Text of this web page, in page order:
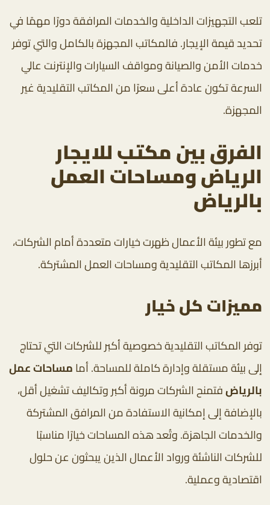
تلعب التجهيزات الداخلية والخدمات المرافقة دورًا مهمًا في
تحديد قيمة الإيجار. فالمكاتب المجهزة بالكامل والتي توفر
خدمات الأمن والصيانة ومواقف السيارات والإنترنت عالي
السرعة تكون عادة أعلى سعرًا من المكاتب التقليدية غير
المجهزة.
الفرق بين مكتب للايجار
الرياض ومساحات العمل
بالرياض
مع تطور بيئة الأعمال ظهرت خيارات متعددة أمام الشركات،
أبرزها المكاتب التقليدية ومساحات العمل المشتركة.
مميزات كل خيار
توفر المكاتب التقليدية خصوصية أكبر للشركات التي تحتاج
إلى بيئة مستقلة وإدارة كاملة للمساحة. أمامساحات عمل
بالرياضفتمنح الشركات مرونة أكبر وتكاليف تشغيل أقل،
بالإضافة إلى إمكانية الاستفادة من المرافق المشتركة
والخدمات الجاهزة. وتُعد هذه المساحات خيارًا مناسبًا
للشركات الناشئة ورواد الأعمال الذين يبحثون عن حلول
اقتصادية وعملية.